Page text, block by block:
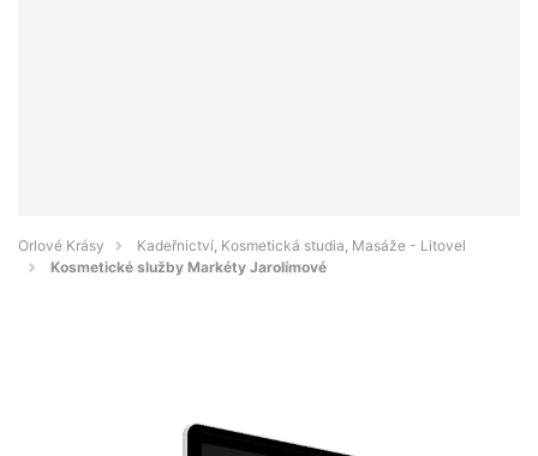
Orlové Krásy
Kadeřnictví, Kosmetická studia, Masáže - Litovel
Kosmetické služby Markéty Jarolímové